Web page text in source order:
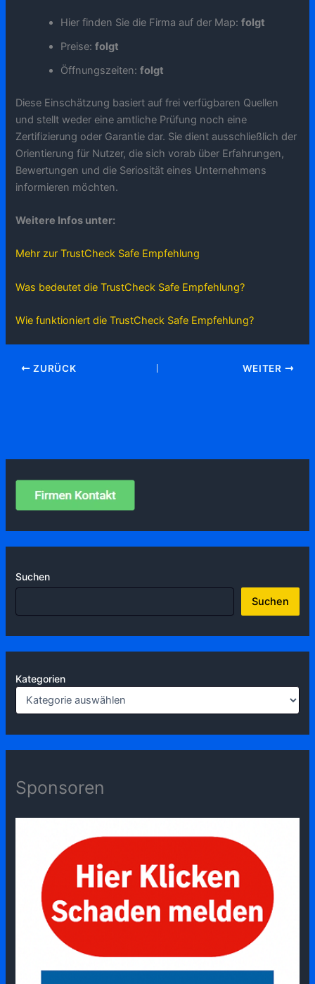
Suchen
Suchen
Kategorien
Sponsoren
Hier finden Sie die Firma auf der Map:folgt
Preise:folgt
Öffnungszeiten:folgt
Diese Einschätzung basiert auf frei verfügbaren Quellen
und stellt weder eine amtliche Prüfung noch eine
Zertifizierung oder Garantie dar. Sie dient ausschließlich der
Orientierung für Nutzer, die sich vorab über Erfahrungen,
Bewertungen und die Seriosität eines Unternehmens
informieren möchten.
Weitere Infos unter:
Mehr zur TrustCheck Safe Empfehlung
Was bedeutet die TrustCheck Safe Empfehlung?
Wie funktioniert die TrustCheck Safe Empfehlung?
ZURÜCK WEITER